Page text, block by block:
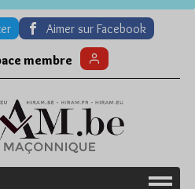
Aimer sur Facebook
membre